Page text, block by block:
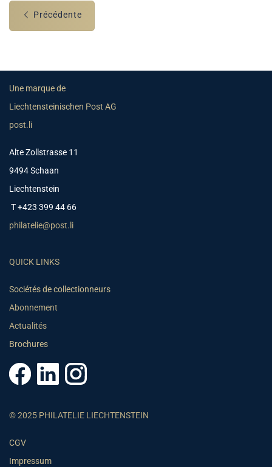
Précédente
Une marque de
Liechtensteinischen Post AG
post.li
Alte Zollstrasse 11
9494 Schaan
Liechtenstein
T +423 399 44 66
philatelie@post.li
QUICK LINKS
Sociétés de collectionneurs
Abonnement
Actualités
Brochures
© 2025 PHILATELIE LIECHTENSTEIN
CGV
Impressum